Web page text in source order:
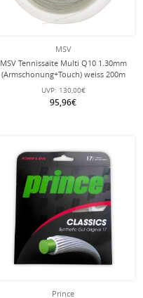
MSV
MSV Tennissaite Multi Q10 1.30mm
(Armschonung+Touch) weiss 200m
Rolle
UVP: 130,00€
95,96€
Prince